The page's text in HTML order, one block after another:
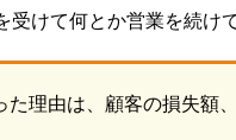
けて何とか営業を続け
た理由は、顧客の損失額